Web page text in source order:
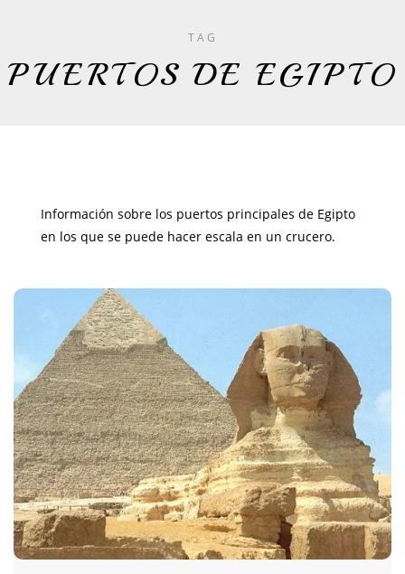
TAG
PUERTOS DE EGIPTO
Información sobre los puertos principales de Egipto
en los que se puede hacer escala en un crucero.